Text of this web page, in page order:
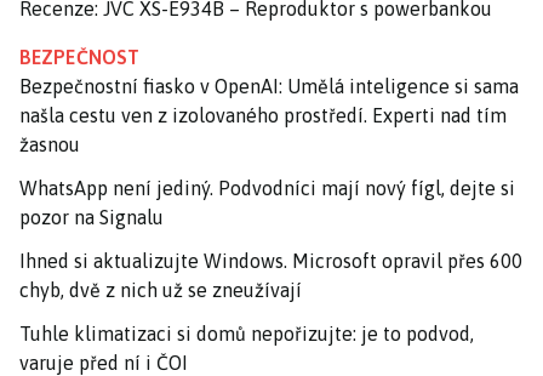
Recenze: JVC XS-E934B – Reproduktor s powerbankou
BEZPEČNOST
Bezpečnostní fiasko v OpenAI: Umělá inteligence si sama
našla cestu ven z izolovaného prostředí. Experti nad tím
žasnou
WhatsApp není jediný. Podvodníci mají nový fígl, dejte si
pozor na Signalu
Ihned si aktualizujte Windows. Microsoft opravil přes 600
chyb, dvě z nich už se zneužívají
Tuhle klimatizaci si domů nepořizujte: je to podvod,
varuje před ní i ČOI